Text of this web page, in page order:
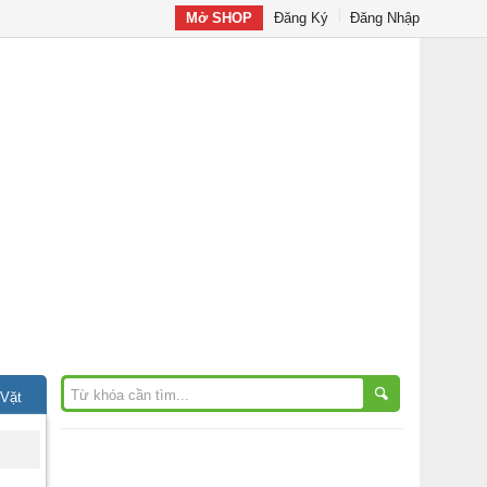
Mở SHOP Đăng Ký Đăng Nhập